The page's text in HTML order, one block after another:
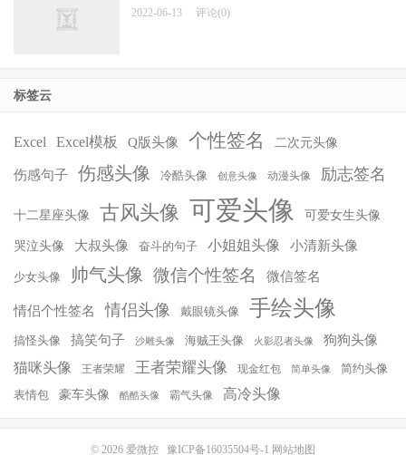
2022-06-13 评论(0)
标签云
Excel Excel模板 Q版头像 个性签名 二次元头像
伤感句子 伤感头像 冷酷头像 创意头像 动漫头像 励志签名
十二星座头像 古风头像 可爱头像 可爱女生头像
哭泣头像 大叔头像 奋斗的句子 小姐姐头像 小清新头像
少女头像 帅气头像 微信个性签名 微信签名
情侣个性签名 情侣头像 戴眼镜头像 手绘头像
搞怪头像 搞笑句子 沙雕头像 海贼王头像 火影忍者头像 狗狗头像
猫咪头像 王者荣耀 王者荣耀头像 现金红包 简单头像 简约头像
表情包 豪车头像 酷酷头像 霸气头像 高冷头像
© 2026 爱微控 豫ICP备16035504号-1 网站地图